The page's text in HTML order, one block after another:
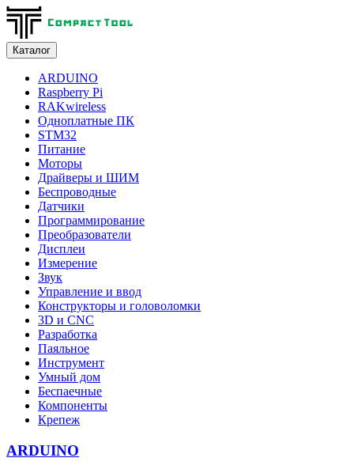
Каталог
ARDUINO
Raspberry Pi
RAKwireless
Одноплатные ПК
STM32
Питание
Моторы
Драйверы и ШИМ
Беспроводные
Датчики
Программирование
Преобразователи
Дисплеи
Измерение
Звук
Управление и ввод
Конструкторы и головоломки
3D и CNC
Разработка
Паяльное
Инструмент
Умный дом
Беспаечные
Компоненты
Крепеж
ARDUINO